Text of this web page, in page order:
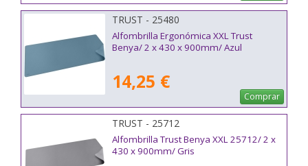
TRUST - 25480
Alfombrilla Ergonómica XXL Trust
Benya/ 2 x 430 x 900mm/ Azul
14,25 €
Comprar
TRUST - 25712
Alfombrilla Trust Benya XXL 25712/ 2 x
430 x 900mm/ Gris